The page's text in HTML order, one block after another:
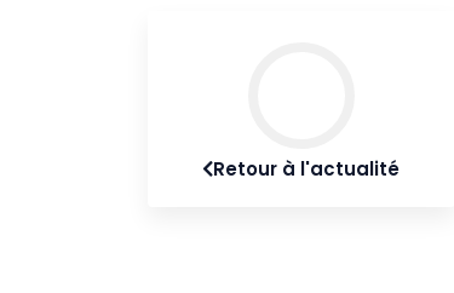
Retour à l'actualité